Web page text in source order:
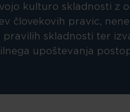
kulturo skladnosti z
človekovih pravic,
skladnosti ter
upoštevanja